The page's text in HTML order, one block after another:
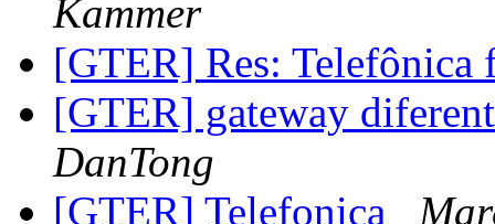
Kammer
[GTER] Res: Telefônica
[GTER] gateway
DanTong
[GTER] Telefonica